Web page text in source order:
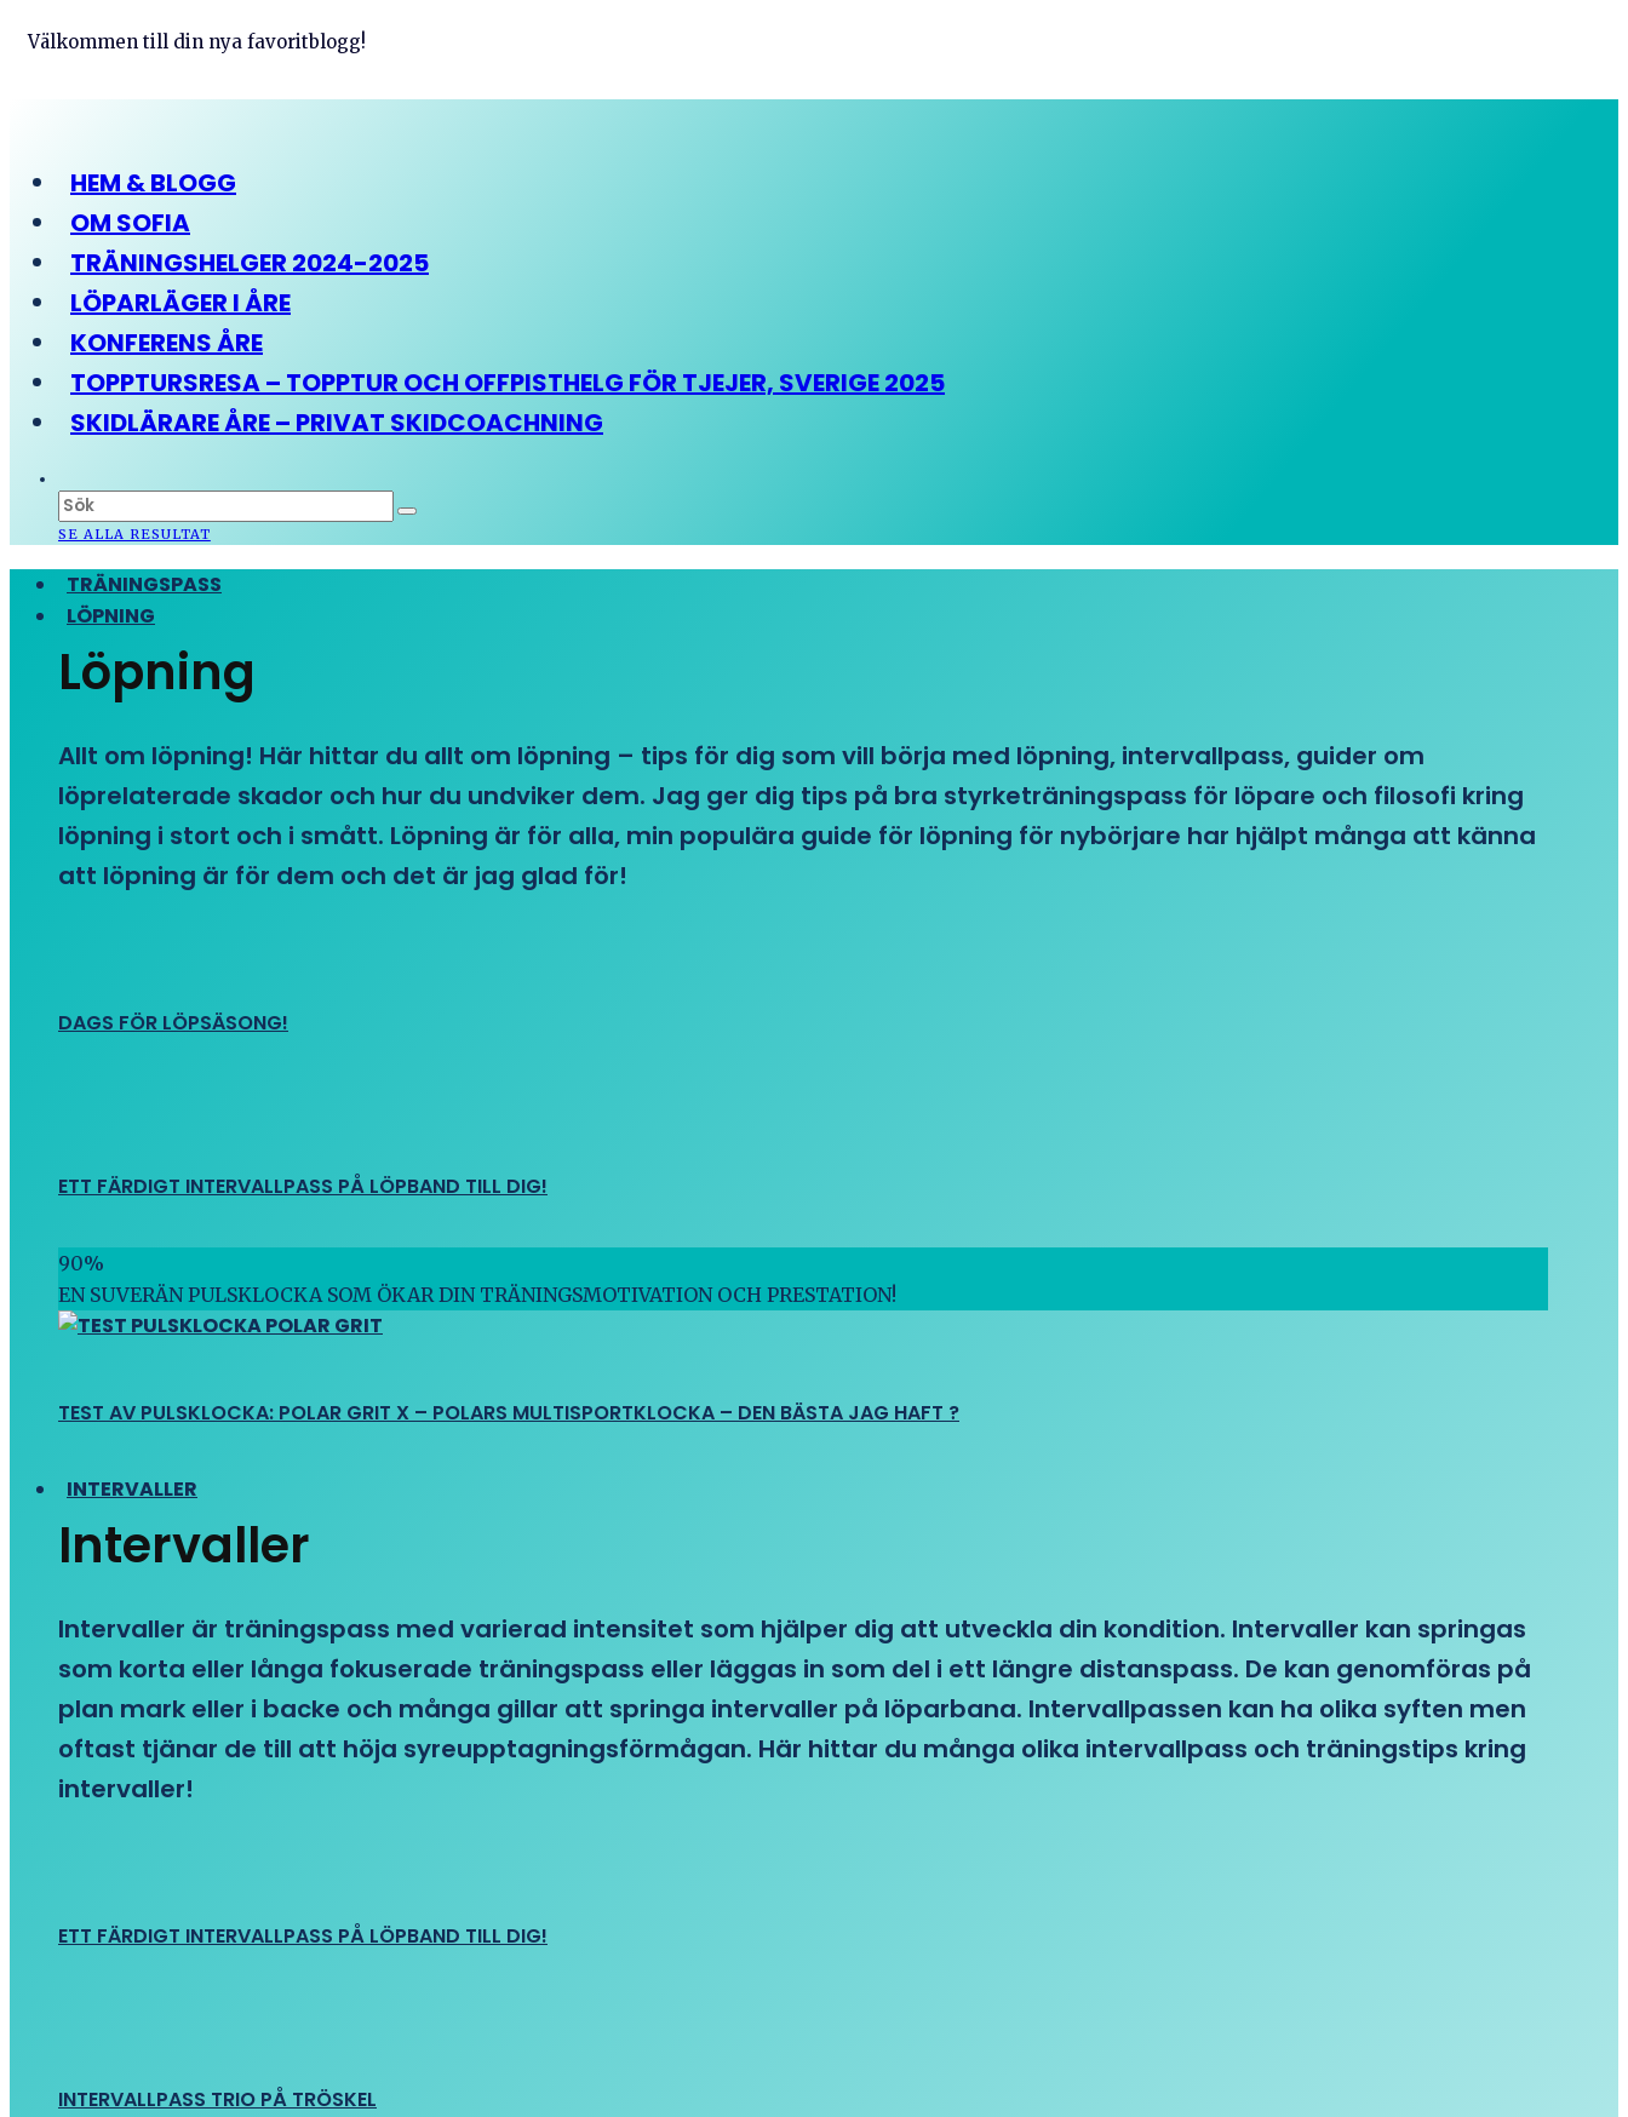
Välkommen till din nya favoritblogg!
HEM & BLOGG
OM SOFIA
TRÄNINGSHELGER 2024-2025
LÖPARLÄGER I ÅRE
KONFERENS ÅRE
TOPPTURSRESA – TOPPTUR OCH OFFPISTHELG FÖR TJEJER, SVERIGE 2025
SKIDLÄRARE ÅRE – PRIVAT SKIDCOACHNING
SE ALLA RESULTAT
TRÄNINGSPASS
LÖPNING
Löpning
Allt om löpning! Här hittar du allt om löpning – tips för dig som vill börja med löpning, intervallpass, guider om
löprelaterade skador och hur du undviker dem. Jag ger dig tips på bra styrketräningspass för löpare och filosofi kring
löpning i stort och i smått. Löpning är för alla, min populära guide för löpning för nybörjare har hjälpt många att känna
att löpning är för dem och det är jag glad för!
DAGS FÖR LÖPSÄSONG!
ETT FÄRDIGT INTERVALLPASS PÅ LÖPBAND TILL DIG!
90%
EN SUVERÄN PULSKLOCKA SOM ÖKAR DIN TRÄNINGSMOTIVATION OCH PRESTATION!
TEST AV PULSKLOCKA: POLAR GRIT X – POLARS MULTISPORTKLOCKA – DEN BÄSTA JAG HAFT ?
INTERVALLER
Intervaller
Intervaller är träningspass med varierad intensitet som hjälper dig att utveckla din kondition. Intervaller kan springas
som korta eller långa fokuserade träningspass eller läggas in som del i ett längre distanspass. De kan genomföras på
plan mark eller i backe och många gillar att springa intervaller på löparbana. Intervallpassen kan ha olika syften men
oftast tjänar de till att höja syreupptagningsförmågan. Här hittar du många olika intervallpass och träningstips kring
intervaller!
ETT FÄRDIGT INTERVALLPASS PÅ LÖPBAND TILL DIG!
INTERVALLPASS TRIO PÅ TRÖSKEL